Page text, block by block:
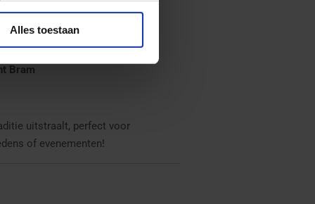
Alles toestaan
paard
Bram
uitstraalt, perfect voor
of evenementen!